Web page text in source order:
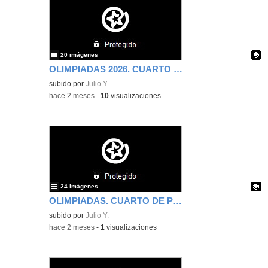
OLIMPIADAS 2026. CUARTO DE PRIMARIA. PRIMERA PARTE.
Contenido educativo.
subido porJulio Y.
20 imágenes
-hace 2 meses -10 visualizaciones
OLIMPIADAS. CUARTO DE PRIMARIA. PRIMERA PARTE.
Contenido educativo.
subido porJulio Y.
24 imágenes
-hace 2 meses -1 visualizaciones